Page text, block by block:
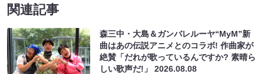
関連記事
森三中・大島＆ガンバレルーヤ“MyM”新
曲はあの伝説アニメとのコラボ! 作曲家が
絶賛「だれが歌っているんですか? 素晴ら
しい歌声だ!」2026.08.08